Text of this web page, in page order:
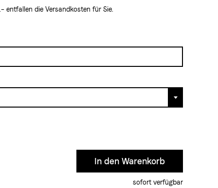
entfallen die Versandkosten für Sie.
sofort verfügbar